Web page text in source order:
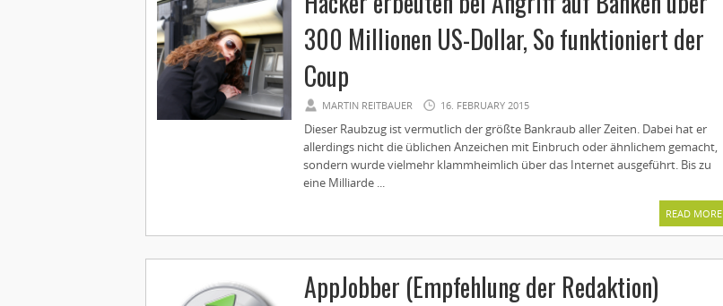
300 Millionen US-Dollar, So funktioniert der
Coup
MARTIN REITBAUER 16. FEBRUARY 2015
Dieser Raubzug ist vermutlich der größte Bankraub aller Zeiten. Dabei hat er
allerdings nicht die üblichen Anzeichen mit Einbruch oder ähnlichem gemacht,
sondern wurde vielmehr klammheimlich über das Internet ausgeführt. Bis zu
eine Milliarde ...
READ MORE
AppJobber (Empfehlung der Redaktion)